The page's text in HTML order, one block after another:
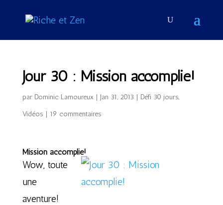
Jour 30 : Mission accomplie!
par Dominic Lamoureux | Jan 31, 2013 | Défi 30 jours,
Vidéos | 19 commentaires
Mission accomplie!
Wow, toute
une
aventure!